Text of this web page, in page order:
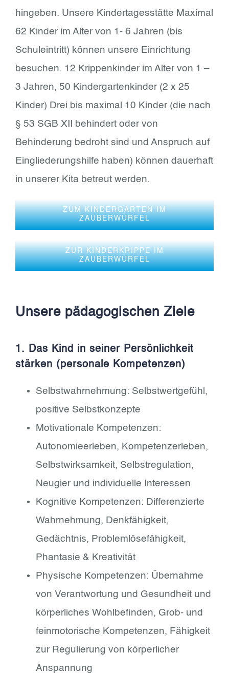
hingeben. Unsere Kindertagesstätte Maximal
62 Kinder im Alter von 1- 6 Jahren (bis
Schuleintritt) können unsere Einrichtung
besuchen. 12 Krippenkinder im Alter von 1 –
3 Jahren, 50 Kindergartenkinder (2 x 25
Kinder) Drei bis maximal 10 Kinder (die nach
§ 53 SGB XII behindert oder von
Behinderung bedroht sind und Anspruch auf
Eingliederungshilfe haben) können dauerhaft
in unserer Kita betreut werden.
ZUM KINDERGARTEN IM
ZAUBERWÜRFEL
ZUR KINDERKRIPPE IM
ZAUBERWÜRFEL
Unsere pädagogischen Ziele
1. Das Kind in seiner Persönlichkeit
stärken (personale Kompetenzen)
Selbstwahrnehmung: Selbstwertgefühl,
positive Selbstkonzepte
Motivationale Kompetenzen:
Autonomieerleben, Kompetenzerleben,
Selbstwirksamkeit, Selbstregulation,
Neugier und individuelle Interessen
Kognitive Kompetenzen: Differenzierte
Wahrnehmung, Denkfähigkeit,
Gedächtnis, Problemlösefähigkeit,
Phantasie & Kreativität
Physische Kompetenzen: Übernahme
von Verantwortung und Gesundheit und
körperliches Wohlbefinden, Grob- und
feinmotorische Kompetenzen, Fähigkeit
zur Regulierung von körperlicher
Anspannung